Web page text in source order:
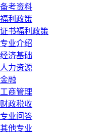
备考资料
福利政策
证书福利政策
专业介绍
经济基础
人力资源
金融
工商管理
财政税收
专业问答
其他专业